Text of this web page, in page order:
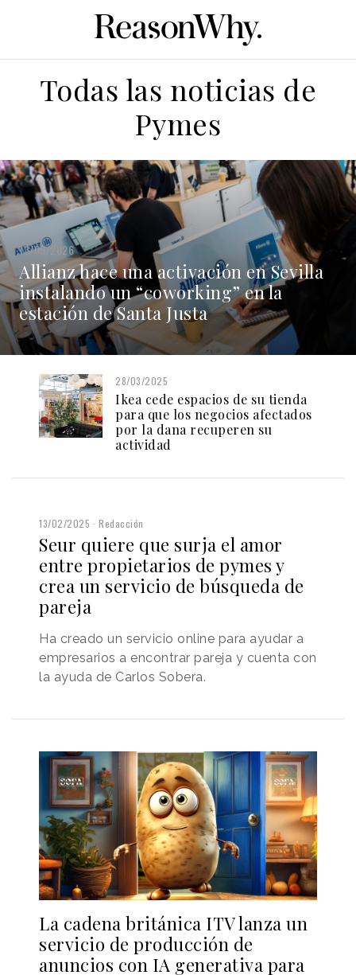
Todas las noticias de
Pymes
13/05/2026
Allianz hace una activación en Sevilla
instalando un “coworking” en la
estación de Santa Justa
28/03/2025
Ikea cede espacios de su tienda
para que los negocios afectados
por la dana recuperen su
actividad
13/02/2025 Redacción
Seur quiere que surja el amor
entre propietarios de pymes y
crea un servicio de búsqueda de
pareja
Ha creado un servicio online para ayudar a
empresarios a encontrar pareja y cuenta con
la ayuda de Carlos Sobera.
La cadena británica ITV lanza un
servicio de producción de
anuncios con IA generativa para